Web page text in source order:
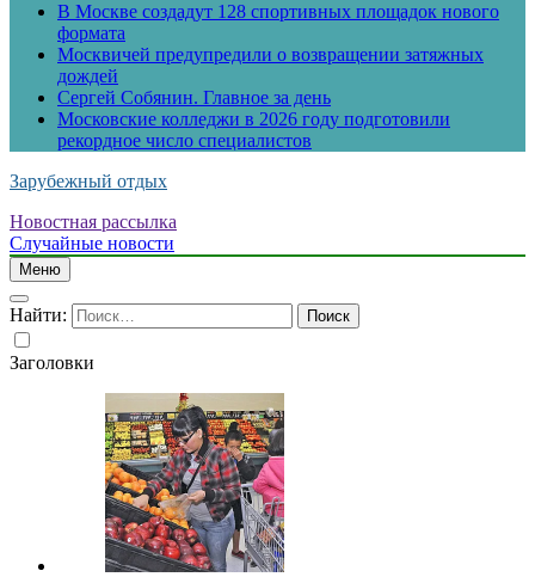
В Москве создадут 128 спортивных площадок нового
формата
Москвичей предупредили о возвращении затяжных
дождей
Сергей Собянин. Главное за день
Московские колледжи в 2026 году подготовили
рекордное число специалистов
Зарубежный отдых
Новостная рассылка
Случайные новости
Меню
Найти:
Заголовки